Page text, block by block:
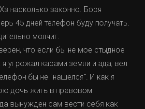
насколько законно. Боря
45 дней телефон буду получать.
молчит.
что если бы не мое стыдное
я угрожал карами земли и ада, вел
бы не "нашёлся". И как я
дочь жить в правовом
вынужден сам вести себя как